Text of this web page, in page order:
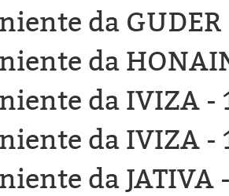
da
da
da IVIZA -
da IVIZA -
da JATIVA